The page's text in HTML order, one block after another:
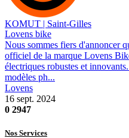
KOMUT | Saint-Gilles
Lovens bike
Nous sommes fiers d'annoncer
officiel de la marque Lovens
électriques robustes et
modèles ph...
Lovens
16 sept. 2024
0 2947
Nos Services